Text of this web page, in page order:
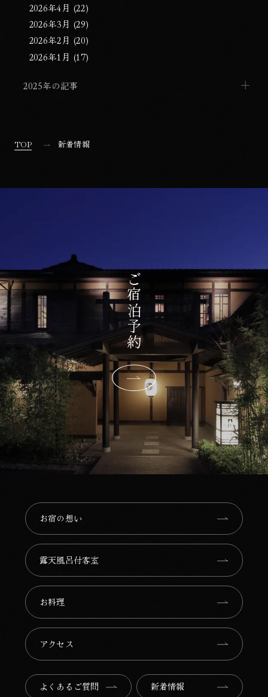
2026年4月 (22)
2026年3月 (29)
2026年2月 (20)
2026年1月 (17)
2025年の記事
TOP 新着情報
ご宿泊予約
お宿の想い⁩
露天風呂付客室
お料理
アクセス
よくあるご質問 新着情報